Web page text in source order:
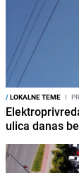
/LOKALNE TEME I
ulica danas